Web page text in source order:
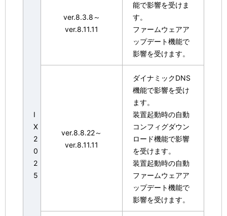
I
X
2
0
2
5
ver.8.3.8～
ver.8.11.11
能で影響を受けま
す。
ファームウェアア
ップデート機能で
影響を受けます。
ver.8.8.22～
ver.8.11.11
ダイナミックDNS
機能で影響を受け
ます。
装置起動時の自動
コンフィグダウン
ロード機能で影響
を受けます。
装置起動時の自動
ファームウェアア
ップデート機能で
影響を受けます。